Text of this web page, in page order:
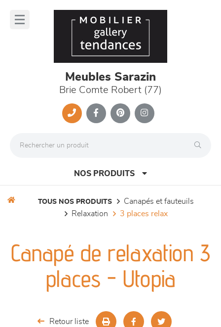
Meubles Sarazin
Brie Comte Robert (77)
NOS PRODUITS
séjours
meubles de complément
TOUS NOS PRODUITS
canapés et fauteuils
relaxation
3 places relax
Canapé de relaxation 3
places - Utopia
Retour liste